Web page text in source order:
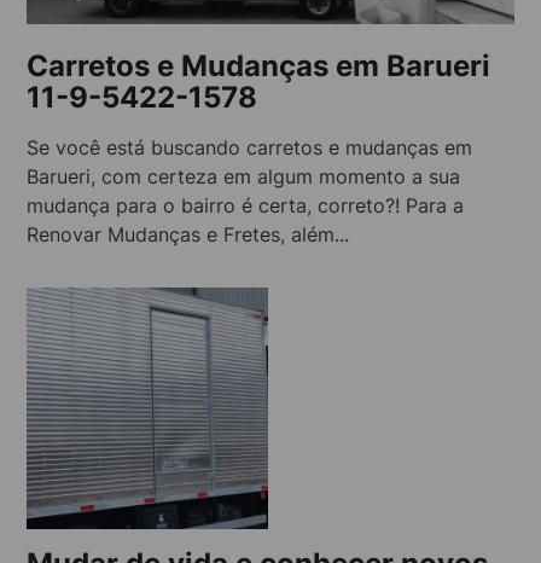
Carretos e Mudanças em Barueri
11-9-5422-1578
Se você está buscando carretos e mudanças em
Barueri, com certeza em algum momento a sua
mudança para o bairro é certa, correto?! Para a
Renovar Mudanças e Fretes, além...